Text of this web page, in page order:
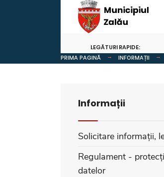
LEGĂTURI RAPIDE:
PRIMA PAGINĂ
INFORMAȚII
Informații
Solicitare informații,
Regulament -
datelor